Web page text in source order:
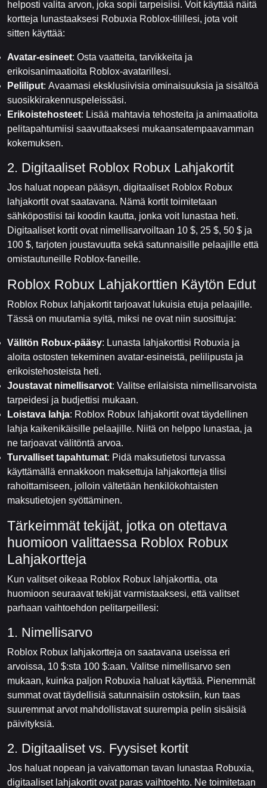
helposti valita arvon, joka sopii tarpeisiisi. Voit käyttää näitä
kortteja lunastaaksesi Robuxia Roblox-tilillesi, jota voit
sitten käyttää:
Avatar-esineet: Osta vaatteita, tarvikkeita ja
erikoisanimaatioita Roblox-avatarillesi.
Peliliput: Avaamasi eksklusiivisia ominaisuuksia ja sisältöä
suosikkirakennuspeleissäsi.
Erikoistehosteet: Lisää mahtavia tehosteita ja animaatioita
pelitapahtumiisi saavuttaaksesi mukaansatempaavamman
kokemuksen.
2. Digitaaliset Roblox Robux Lahjakortit
Jos haluat nopean pääsyn, digitaaliset Roblox Robux
lahjakortit ovat saatavana. Nämä kortit toimitetaan
sähköpostiisi tai koodin kautta, jonka voit lunastaa heti.
Digitaaliset kortit ovat nimellisarvoiltaan 10 $, 25 $, 50 $ ja
100 $, tarjoten joustavuutta sekä satunnaisille pelaajille että
omistautuneille Roblox-faneille.
Roblox Robux Lahjakorttien Käytön Edut
Roblox Robux lahjakortit tarjoavat lukuisia etuja pelaajille.
Tässä on muutamia syitä, miksi ne ovat niin suosittuja:
Välitön Robux-pääsy: Lunasta lahjakorttisi Robuxia ja
aloita ostosten tekeminen avatar-esineistä, pelilipusta ja
erikoistehosteista heti.
Joustavat nimellisarvot: Valitse erilaisista nimellisarvoista
tarpeidesi ja budjettisi mukaan.
Loistava lahja: Roblox Robux lahjakortit ovat täydellinen
lahja kaikenikäisille pelaajille. Niitä on helppo lunastaa, ja
ne tarjoavat välitöntä arvoa.
Turvalliset tapahtumat: Pidä maksutietosi turvassa
käyttämällä ennakkoon maksettuja lahjakortteja tilisi
rahoittamiseen, jolloin vältetään henkilökohtaisten
maksutietojen syöttäminen.
Tärkeimmät tekijät, jotka on otettava
huomioon valittaessa Roblox Robux
Lahjakortteja
Kun valitset oikeaa Roblox Robux lahjakorttia, ota
huomioon seuraavat tekijät varmistaaksesi, että valitset
parhaan vaihtoehdon pelitarpeillesi:
1. Nimellisarvo
Roblox Robux lahjakortteja on saatavana useissa eri
arvoissa, 10 $:sta 100 $:aan. Valitse nimellisarvo sen
mukaan, kuinka paljon Robuxia haluat käyttää. Pienemmät
summat ovat täydellisiä satunnaisiin ostoksiin, kun taas
suuremmat arvot mahdollistavat suurempia pelin sisäisiä
päivityksiä.
2. Digitaaliset vs. Fyysiset kortit
Jos haluat nopean ja vaivattoman tavan lunastaa Robuxia,
digitaaliset lahjakortit ovat paras vaihtoehto. Ne toimitetaan